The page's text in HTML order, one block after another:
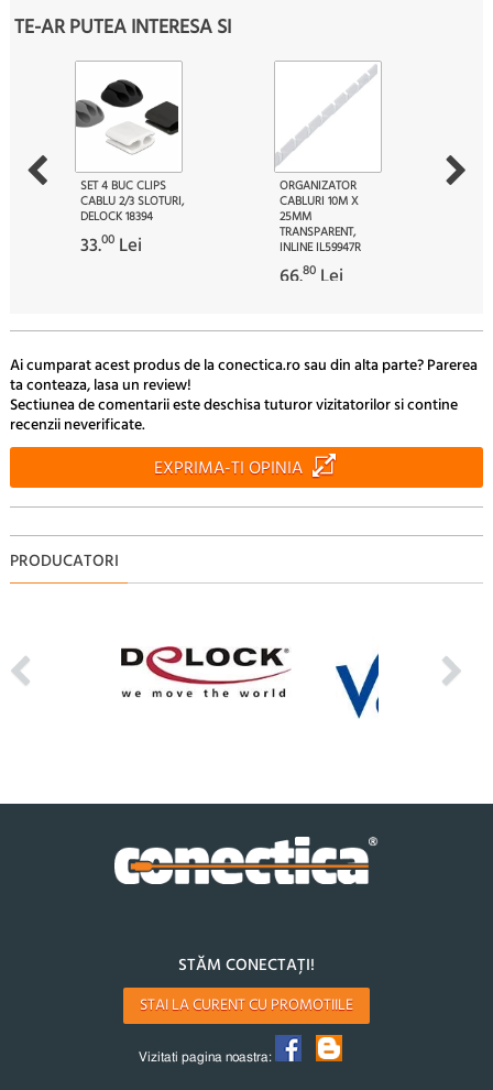
TE-AR PUTEA INTERESA SI
SET 4 BUC CLIPS
CABLU 2/3 SLOTURI,
DELOCK 18394
33.00 Lei
ORGANIZATOR
CABLURI 10M X
25MM
TRANSPARENT,
INLINE IL59947R
66.80 Lei
Ai cumparat acest produs de la conectica.ro sau din alta parte? Parerea
ta conteaza, lasa un review!
Sectiunea de comentarii este deschisa tuturor vizitatorilor si contine
recenzii neverificate.
EXPRIMA-TI OPINIA
PRODUCATORI
STĂM CONECTAȚI!
STAI LA CURENT CU PROMOTIILE
Vizitati pagina noastra: